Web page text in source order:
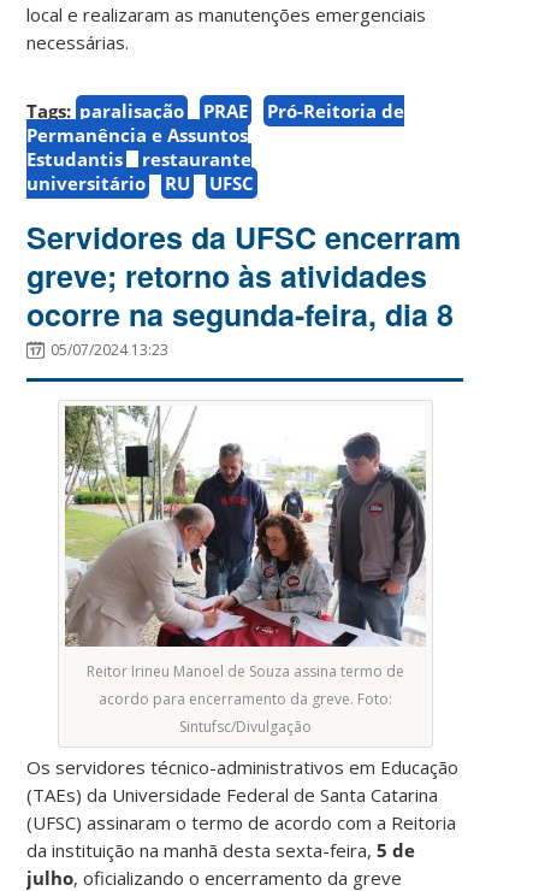
local e realizaram as manutenções emergenciais
necessárias.
Tags: paralisação PRAE
Pró-Reitoria de
Permanência e Assuntos
Estudantis
restaurante
universitário
RU UFSC
Servidores da UFSC encerram
greve; retorno às atividades
ocorre na segunda-feira, dia 8
05/07/2024 13:23
Reitor Irineu Manoel de Souza assina termo de
acordo para encerramento da greve. Foto:
Sintufsc/Divulgação
Os servidores técnico-administrativos em Educação
(TAEs) da Universidade Federal de Santa Catarina
(UFSC) assinaram o termo de acordo com a Reitoria
da instituição na manhã desta sexta-feira,5 de
julho, oficializando o encerramento da greve